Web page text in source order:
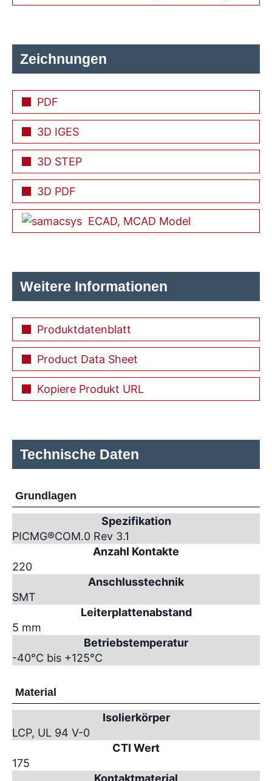
Zeichnungen
PDF
3D IGES
3D STEP
3D PDF
ECAD, MCAD Model
Weitere Informationen
Produktdatenblatt
Product Data Sheet
Kopiere Produkt URL
Technische Daten
Grundlagen
Spezifikation
PICMG®COM.0 Rev 3.1
Anzahl Kontakte
220
Anschlusstechnik
SMT
Leiterplattenabstand
5 mm
Betriebstemperatur
-40°C bis +125°C
Material
Isolierkörper
LCP, UL 94 V-0
CTI Wert
175
Kontaktmaterial